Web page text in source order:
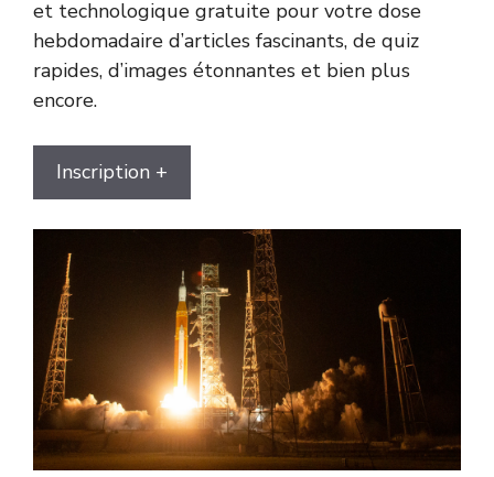
et technologique gratuite pour votre dose
hebdomadaire d’articles fascinants, de quiz
rapides, d’images étonnantes et bien plus
encore.
Inscription +